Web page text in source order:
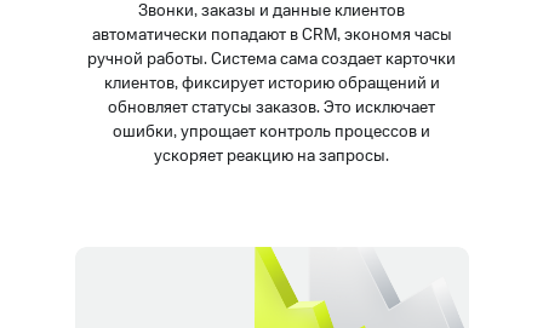
Звонки, заказы и данные клиентов
автоматически попадают в CRM, экономя часы
ручной работы. Система сама создает карточки
клиентов, фиксирует историю обращений и
обновляет статусы заказов. Это исключает
ошибки, упрощает контроль процессов и
ускоряет реакцию на запросы.